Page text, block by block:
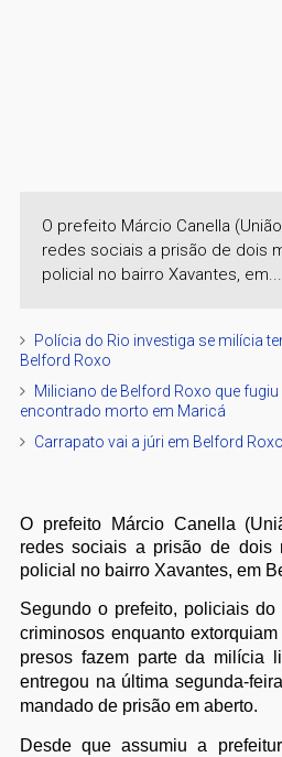
O prefeito Márcio Canella
redes sociais a prisão de dois
policial no bairro Xavantes, em...
Polícia do Rio investiga se milícia
Belford Roxo
Miliciano de Belford Roxo que
encontrado morto em Maricá
Carrapato vai a júri em Belford Roxo
O prefeito Márcio Canella
redes sociais a prisão de dois
policial no bairro Xavantes, em
Segundo o prefeito, policiais do
criminosos enquanto
presos fazem parte da milícia
entregou na última segunda-
mandado de prisão em aberto.
Desde que assumiu a